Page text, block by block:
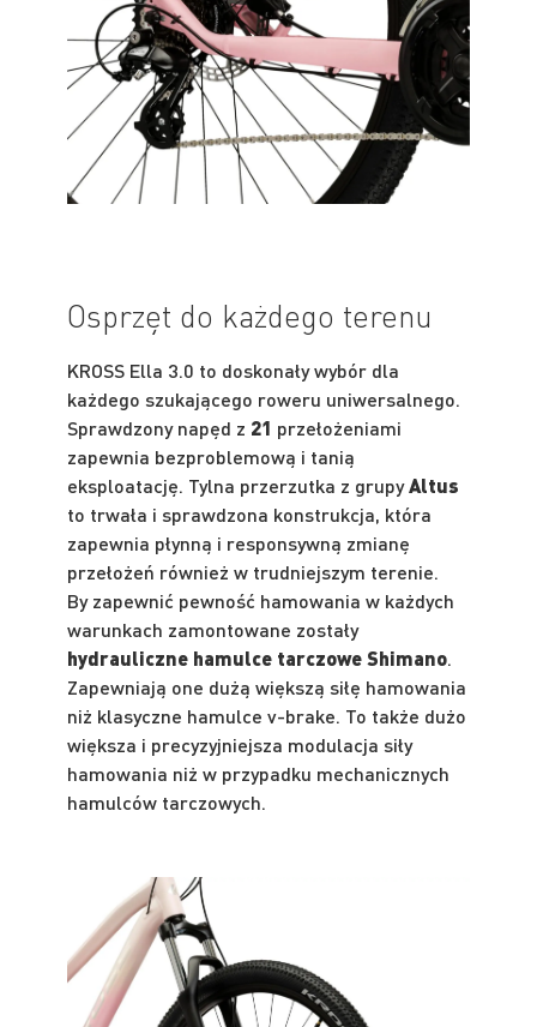
Osprzęt do każdego terenu
KROSS Ella 3.0 to doskonały wybór dla
każdego szukającego roweru uniwersalnego.
Sprawdzony napęd z 21 przełożeniami
zapewnia bezproblemową i tanią
eksploatację. Tylna przerzutka z grupyAltus
to trwała i sprawdzona konstrukcja, która
zapewnia płynną i responsywną zmianę
przełożeń również w trudniejszym terenie.
By zapewnić pewność hamowania w każdych
warunkach zamontowane zostały
hydrauliczne hamulce tarczowe Shimano.
Zapewniają one dużą większą siłę hamowania
niż klasyczne hamulce v-brake. To także dużo
większa i precyzyjniejsza modulacja siły
hamowania niż w przypadku mechanicznych
hamulców tarczowych.